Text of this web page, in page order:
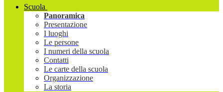
Scuola
Panoramica
Presentazione
I luoghi
Le persone
I numeri della scuola
Contatti
Le carte della scuola
Organizzazione
La storia